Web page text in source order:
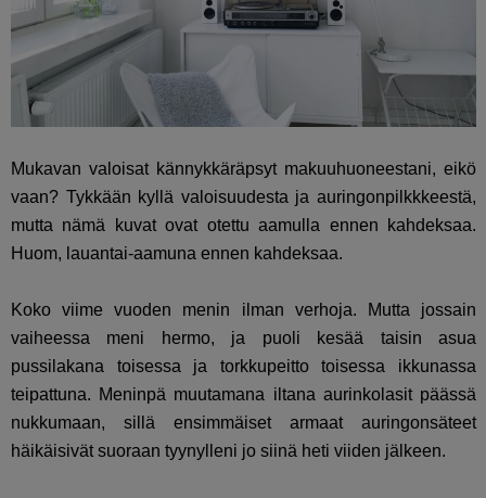
Mukavan valoisat kännykkäräpsyt makuuhuoneestani, eikö
vaan? Tykkään kyllä valoisuudesta ja auringonpilkkkeestä,
mutta nämä kuvat ovat otettu aamulla ennen kahdeksaa.
Huom, lauantai-aamuna ennen kahdeksaa.
Koko viime vuoden menin ilman verhoja. Mutta jossain
vaiheessa meni hermo, ja puoli kesää taisin asua
pussilakana toisessa ja torkkupeitto toisessa ikkunassa
teipattuna. Meninpä muutamana iltana aurinkolasit päässä
nukkumaan, sillä ensimmäiset armaat auringonsäteet
häikäisivät suoraan tyynylleni jo siinä heti viiden jälkeen.